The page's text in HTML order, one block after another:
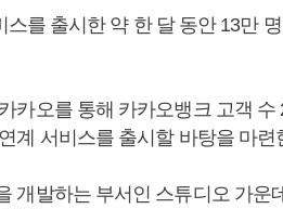
스를 출시한 약 한 달 동안 13만
카오를 통해 카카오뱅크 고객
계 서비스를 출시할 바탕을 마
개발하는 부서인 스튜디오 가운